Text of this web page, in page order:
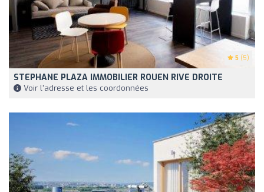
5 (5)
STEPHANE PLAZA IMMOBILIER ROUEN RIVE DROITE
Voir l'adresse et les coordonnées